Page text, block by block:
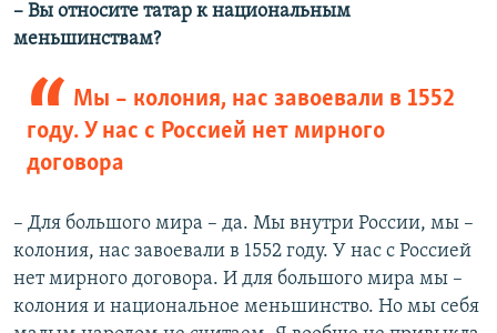
–​ Вы относите татар к национальным
меньшинствам?
Мы – колония, нас завоевали в 1552
году. У нас с Россией нет мирного
договора
– Для большого мира – да. Мы внутри России, мы –
колония, нас завоевали в 1552 году. У нас с Россией
нет мирного договора. И для большого мира мы –
колония и национальное меньшинство. Но мы себя